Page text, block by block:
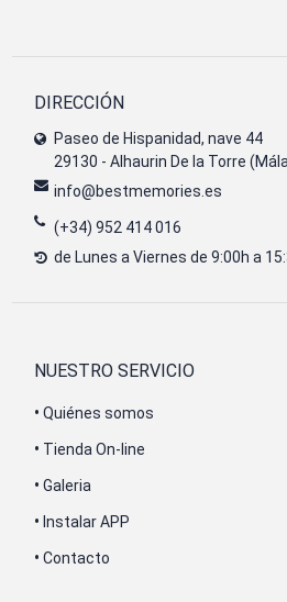
DIRECCIÓN
Paseo de Hispanidad, nave 44
29130 - Alhaurin De la Torre
info@bestmemories.es
(+34) 952 414 016
de Lunes a Viernes de 9:00h a
NUESTRO SERVICIO
• Quiénes somos
• Tienda On-line
• Galeria
• Instalar APP
• Contacto